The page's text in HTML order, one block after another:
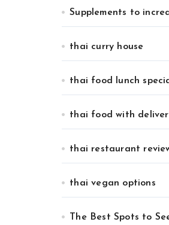
Supplements to
thai curry house
thai food lunch
thai food with
thai restaurant
thai vegan options
The Best Spots to